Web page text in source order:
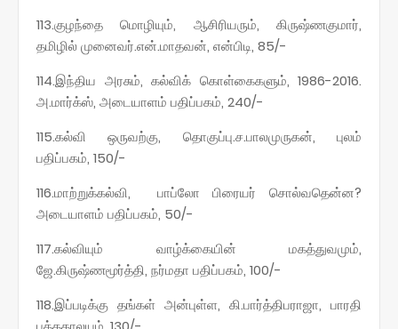
113.குழந்தை மொழியும், ஆசிரியரும், கிருஷ்ணகுமார்,
தமிழில் முனைவர்.என்.மாதவன், என்பிடி, 85/-
114.இந்திய அரசும், கல்விக் கொள்கைகளும், 1986-2016.
அ.மார்க்ஸ், அடையாளம் பதிப்பகம், 240/-
115.கல்வி ஒருவற்கு, தொகுப்பு.ச.பாலமுருகன், புலம்
பதிப்பகம், 150/-
116.மாற்றுக்கல்வி, பாப்லோ பிரையர் சொல்வதென்ன?
அடையாளம் பதிப்பகம், 50/-
117.கல்வியும் வாழ்க்கையின் மகத்துவமும்,
ஜே.கிருஷ்ணமூர்த்தி, நர்மதா பதிப்பகம், 100/-
118.இப்படிக்கு தங்கள் அன்புள்ள, கி.பார்த்திபராஜா, பாரதி